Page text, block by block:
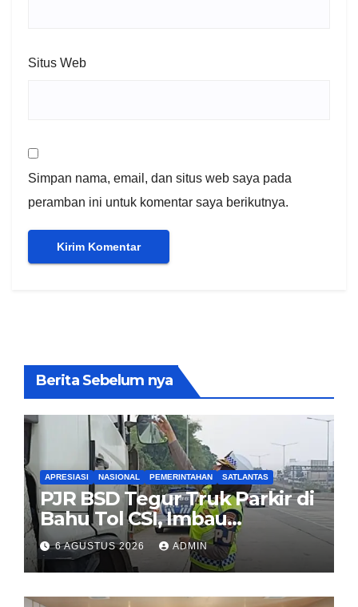
Situs Web
Simpan nama, email, dan situs web saya pada
peramban ini untuk komentar saya berikutnya.
Berita Sebelum nya
APRESIASI NASIONAL PEMERINTAHAN SATLANTAS
PJR BSD Tegur Truk Parkir di
Bahu Tol CSI, Imbau
Pengendara Tertib
6 AGUSTUS 2026 ADMIN